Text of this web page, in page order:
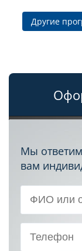
Другие
Мы
вам